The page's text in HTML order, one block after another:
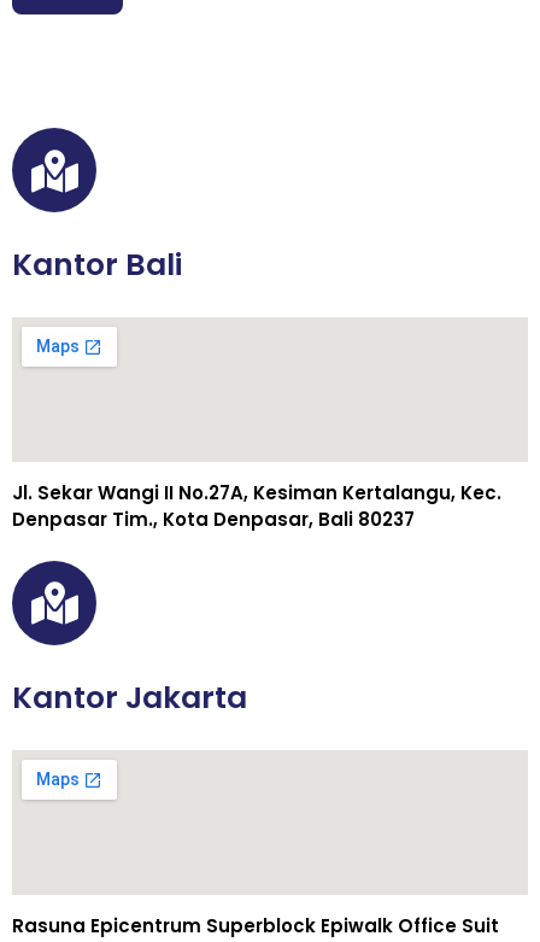
W
*
Kantor Bali
Jl. Sekar Wangi II No.27A, Kesiman Kertalangu, Kec.
Denpasar Tim., Kota Denpasar, Bali 80237
Kantor Jakarta
Rasuna Epicentrum Superblock Epiwalk Office Suit